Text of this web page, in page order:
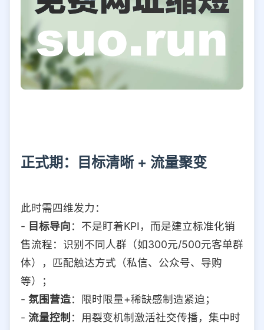
正式期：目标清晰 + 流量聚变
此时需四维发力：
- 目标导向：不是盯着KPI，而是建立标准化销
售流程：识别不同人群（如300元/500元客单群
体），匹配触达方式（私信、公众号、导购
等）；
- 氛围营造：限时限量+稀缺感制造紧迫；
- 流量控制 ：用裂变机制激活社交传播，集中时